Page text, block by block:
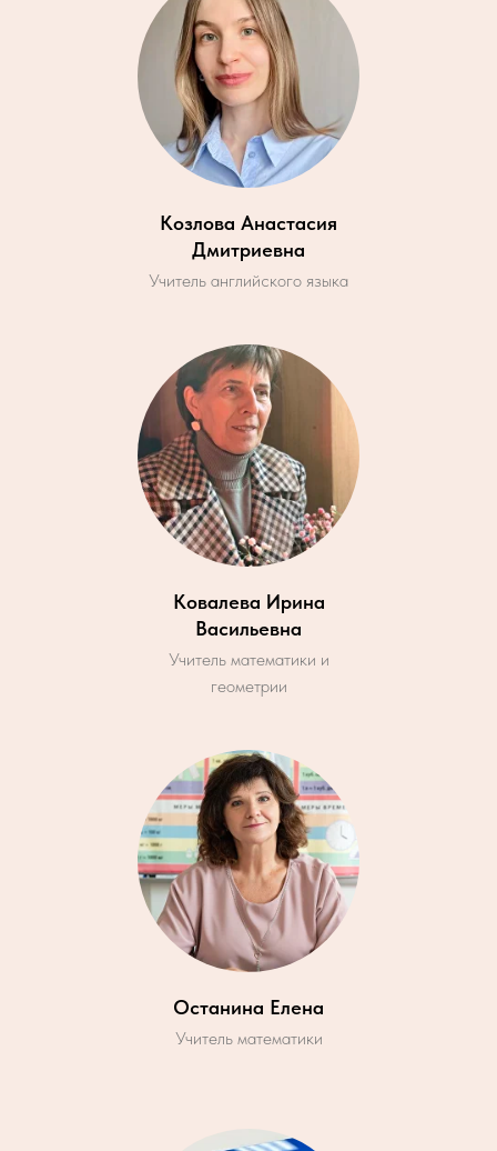
Козлова Анастасия
Дмитриевна
Учитель английского языка
Ковалева Ирина
Васильевна
Учитель математики и
геометрии
Останина Елена
Учитель математики